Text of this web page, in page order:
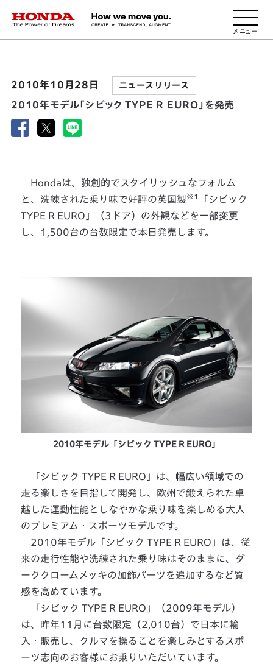
HONDA The Power of Dreams
2010年10月28日 ニュースリリース
2010年モデル「シビック TYPE R EURO」を発売
Hondaは、独創的でスタイリッシュなフォルム
と、洗練された乗り味で好評の英国製※1
「シビック
TYPE R EURO」（3ドア）の外観などを一部変更
し、1,500台の台数限定で本日発売します。
2010年モデル「シビック TYPE R EURO」
「シビック TYPE R EURO」は、幅広い領域での
走る楽しさを目指して開発し、欧州で鍛えられた卓
越した運動性能としなやかな乗り味を楽しめる大人
のプレミアム・スポーツモデルです。
2010年モデル「シビック TYPE R EURO」は、従
来の走行性能や洗練された乗り味はそのままに、ダ
ーククロームメッキの加飾パーツを追加するなど質
感を高めています。
「シビック TYPE R EURO」（2009年モデル）
は、昨年11月に台数限定（2,010台）で日本に輸
入・販売し、クルマを操ることを楽しみとするスポ
ーツ志向のお客様にお乗りいただいています。